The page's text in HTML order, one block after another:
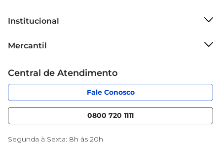
Institucional
Sobre Privacidade
Nossas lojas
Mercantil
Código de Ética
Serviços
Central de Atendimento
Fale Conosco
0800 720 1111
Segunda à Sexta: 8h às 20h